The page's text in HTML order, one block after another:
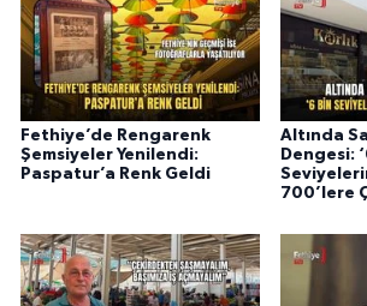
Fethiye’de Rengarenk
Şemsiyeler Yenilendi:
Paspatur’a Renk Geldi
Altında
Dengesi:
700’lere